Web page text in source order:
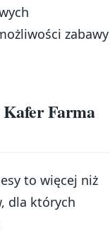
zabawy
Farma
to więcej niż
dla których